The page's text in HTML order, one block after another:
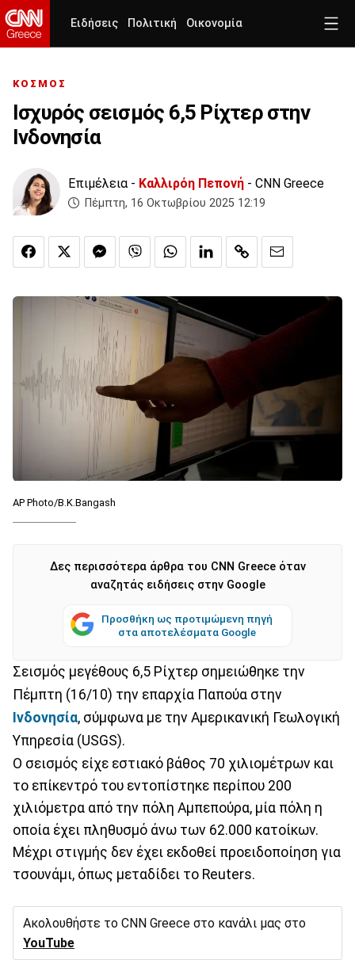
Ειδήσεις Πολιτική Οικονομία
ΚΟΣΜΟΣ
Ισχυρός σεισμός 6,5 Ρίχτερ στην
Ινδονησία
Επιμέλεια - Καλλιρόη Πεπονή - CNN Greece
Πέμπτη, 16 Οκτωβρίου 2025 12:19
AP Photo/B.K.Bangash
Δες περισσότερα άρθρα του CNN Greece όταν
αναζητάς ειδήσεις στην Google
Προσθήκη ως προτιμώμενη πηγή
στα αποτελέσματα Google
Σεισμός μεγέθους 6,5 Ρίχτερ σημειώθηκε την
Πέμπτη (16/10) την επαρχία Παπούα στην
Ινδονησία, σύμφωνα με την Αμερικανική Γεωλογική
Υπηρεσία (USGS).
Ο σεισμός είχε εστιακό βάθος 70 χιλιομέτρων και
το επίκεντρό του εντοπίστηκε περίπου 200
χιλιόμετρα από την πόλη Αμπεπούρα, μία πόλη η
οποία έχει πληθυσμό άνω των 62.000 κατοίκων.
Μέχρι στιγμής δεν έχει εκδοθεί προειδοποίηση για
τσουνάμι, όπως μεταδίδει το Reuters.
Ακολουθήστε το CNN Greece στο κανάλι μας στο
YouTube